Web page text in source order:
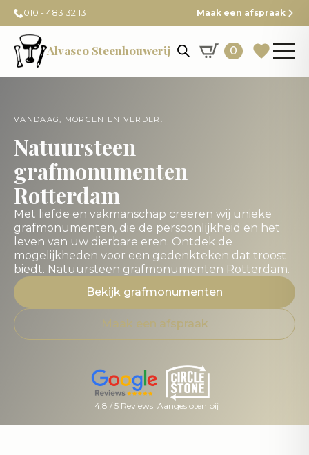
010 - 483 32 13 Maak een afspraak
Alvasco Steenhouwerij 0
VANDAAG, MORGEN EN VERDER.
Natuursteen
grafmonumenten
Rotterdam
Met liefde en vakmanschap creëren wij unieke
grafmonumenten, die de persoonlijkheid en het
leven van uw dierbare eren. Ontdek de
mogelijkheden voor een gedenkteken dat troost
biedt. Natuursteen grafmonumenten Rotterdam.
Bekijk grafmonumenten
Maak een afspraak
4,8 / 5 Reviews Aangesloten bij